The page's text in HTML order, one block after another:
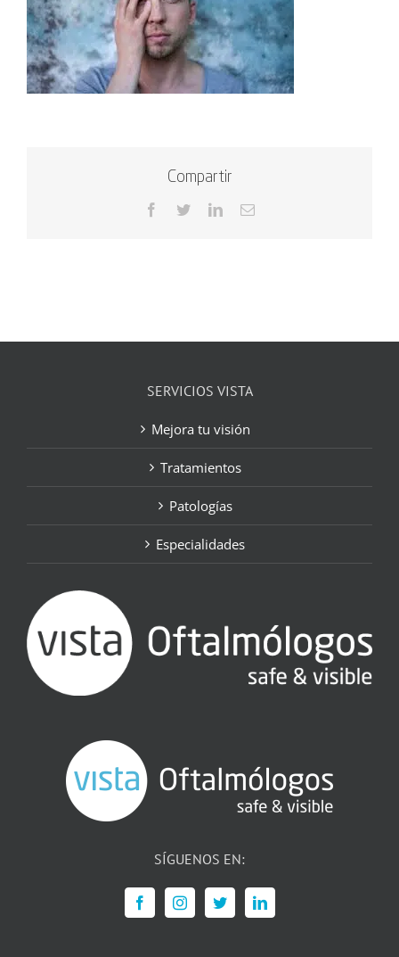
Compartir
Facebook
TwitterLinkedInCorreo
SERVICIOS VISTA
Mejora tu visión
Tratamientos
Patologías
Especialidades
SÍGUENOS EN: